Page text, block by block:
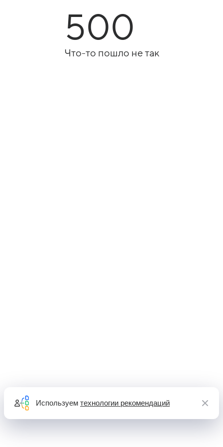
500
Что-то пошло не так
Используем технологии рекомендаций